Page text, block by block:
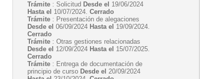
Trámite : Solicitud Desde el 19/06/2024
Hasta el 10/07/2024. Cerrado
Trámite : Presentación de alegaciones
Desde el 06/09/2024 Hasta el 19/09/2024.
Cerrado
Trámite : Otras gestiones relacionadas
Desde el 12/09/2024 Hasta el 15/07/2025.
Cerrado
Trámite : Entrega de documentación de
principio de curso Desde el 20/09/2024